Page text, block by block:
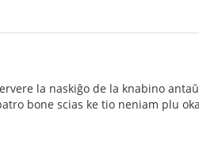
la naskiĝo de la knabino
bone scias ke tio neniam plu